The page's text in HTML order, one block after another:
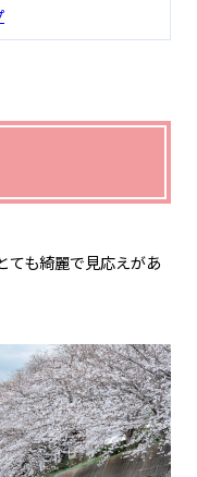
ても綺麗で見応えがあ